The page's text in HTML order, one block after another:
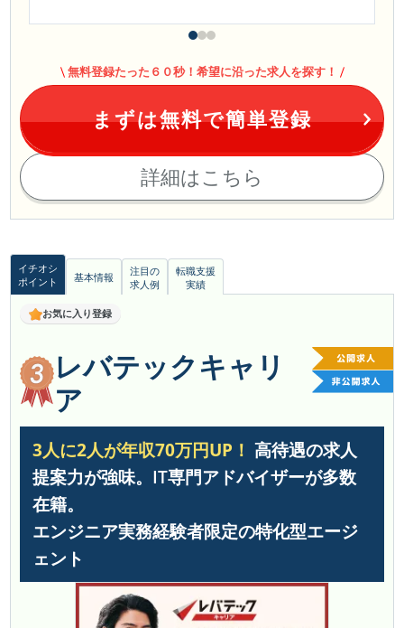
詳細はこちら
無料登録たった６０秒！希望に沿った求人を探す！
まずは無料で簡単登録
イチオシ
ポイント
基本情報
注目の
求人例
転職支援
実績
お気に入り登録
レバテックキャリ
ア
3人に2人が年収70万円UP！ 高待遇の求人
提案力が強味。IT専門アドバイザーが多数
在籍。
エンジニア実務経験者限定の特化型エージ
ェント